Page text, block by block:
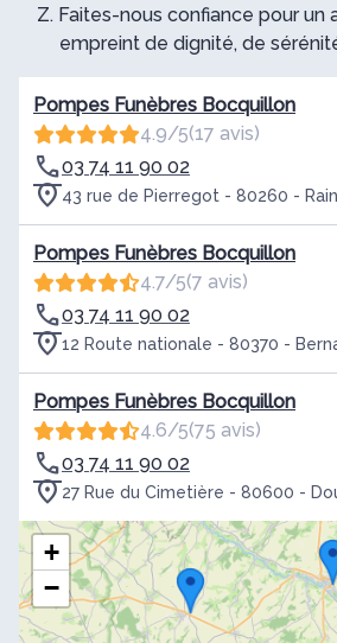
Z. Faites-nous confiance pour
empreint de dignité, de
Pompes Funèbres Bocquillon
4.9/5(17 avis)
03 74 11 90 02
43 rue de Pierregot - 80260 -
Pompes Funèbres Bocquillon
4.7/5(7 avis)
03 74 11 90 02
12 Route nationale - 80370 -
Pompes Funèbres Bocquillon
4.6/5(75 avis)
03 74 11 90 02
27 Rue du Cimetière - 80600 -
+
−